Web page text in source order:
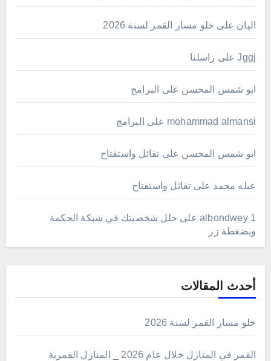
اليان على خلو مسار القمر لسنة 2026
Jggjعلى راسلنا
ابو شمس المحسن على البرامج
mohammad almansi على البرامج
ابو شمس المحسن على تفائل واستفتاح
عبله محمد على تفائل واستفتاح
albondwey 1على حلل شخصيتك في شبكة الحكمة
وبضغطة زر
أحدث المقالات
خلو مسار القمر لسنة 2026
القمر في المنازل خلال عام 2026 _ المنازل القمرية